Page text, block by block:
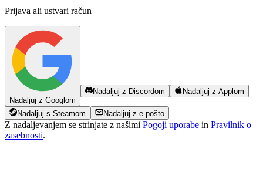
Prijava ali ustvari račun
Nadaljuj z Googlom
Nadaljuj z Discordom Nadaljuj z Applom
Nadaljuj s Steamom Nadaljuj z e-pošto
Z nadaljevanjem se strinjate z našimi Pogoji uporabe in Pravilnik o
zasebnosti.